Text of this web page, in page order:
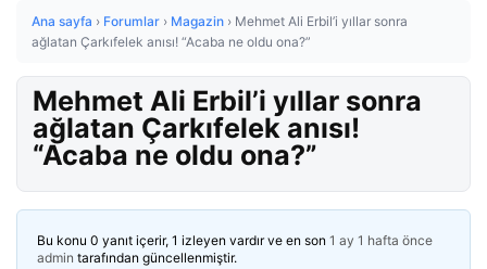
Ana sayfa › Forumlar › Magazin › Mehmet Ali Erbil’i yıllar sonra
ağlatan Çarkıfelek anısı! “Acaba ne oldu ona?”
Mehmet Ali Erbil’i yıllar sonra
ağlatan Çarkıfelek anısı!
“Acaba ne oldu ona?”
Bu konu 0 yanıt içerir, 1 izleyen vardır ve en son 1 ay 1 hafta önce
admin tarafından güncellenmiştir.